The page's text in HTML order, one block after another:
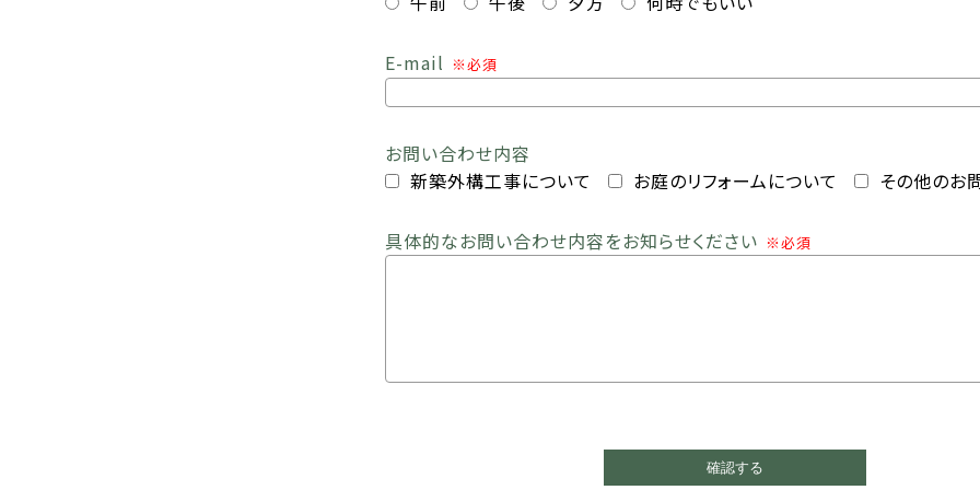
E-mail ※必須
お問い合わせ内容
新築外構工事について
お庭のリフォームについて その他のお
具体的なお問い合わせ内容をお知らせください ※必須